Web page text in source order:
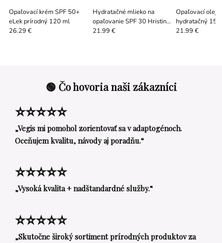
Opaľovací krém SPF 50+
eLek prírodný 120 ml
26.29 €
Hydratačné mlieko na
opaľovanie SPF 30 Hristina
150 ml
21.99 €
Opaľovací olej
hydratačný
21.99 €
🟢 Čo hovoria naši zákazníci
⭐⭐⭐⭐⭐
„Vegis mi pomohol zorientovať sa v adaptogénoch.
Oceňujem kvalitu, návody aj poradňu.“
⭐⭐⭐⭐⭐
„Vysoká kvalita + nadštandardné služby.“
⭐⭐⭐⭐⭐
„Skutočne široký sortiment prírodných produktov za